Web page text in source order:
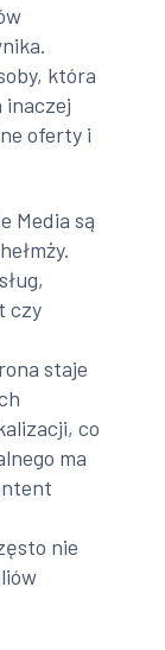
która
inaczej
oferty i
Media są
czy
staje
co
ma
nie